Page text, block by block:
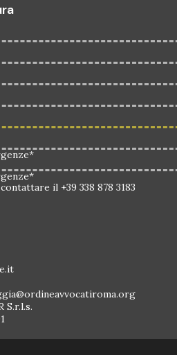
il +39 338 878 3183
S.r.l.s.